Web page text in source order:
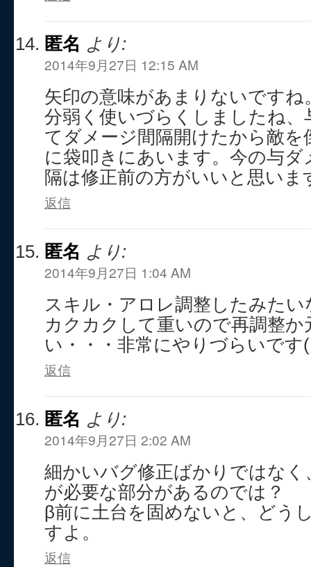
匿名 より:
2014年9月27日 12:15 AM
矢印の意味があまりないです
分弱く使いづらくしましたね、
てダメージ間隔開けたから敵を
に袋叩きにあいます。今の与
隔は修正前の方がいいと思いま
返信
匿名 より:
2014年9月27日 1:04 AM
スキル・アロレ調整したみた
カクカクして重いので再調整か
い・・・非常にやりづらいです
返信
匿名 より:
2014年9月27日 2:02 AM
細かいバグ修正ばかりではな
が必要な部分があるのでは？
β前に土台を固めないと、どう
すよ。
返信